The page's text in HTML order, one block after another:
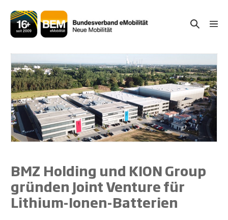
Inhalt
springen
Suche-
BMZ Holding und KION Group
gründen Joint Venture für
Lithium-Ionen-Batterien